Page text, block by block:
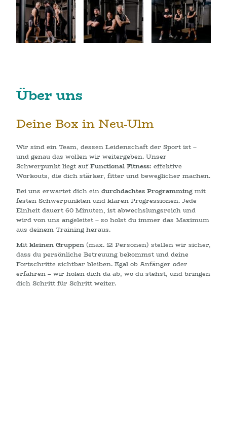
Über uns
Deine Box in Neu-Ulm
Wir sind ein Team, dessen Leidenschaft der Sport ist –
und genau das wollen wir weitergeben. Unser
Schwerpunkt liegt aufFunctional Fitness: effektive
Workouts, die dich stärker, fitter und beweglicher machen.
Bei uns erwartet dich ein durchdachtes Programming mit
festen Schwerpunkten und klaren Progressionen. Jede
Einheit dauert 60 Minuten, ist abwechslungsreich und
wird von uns angeleitet – so holst du immer das Maximum
aus deinem Training heraus.
Mit kleinen Gruppen (max. 12 Personen) stellen wir sicher,
dass du persönliche Betreuung bekommst und deine
Fortschritte sichtbar bleiben. Egal ob Anfänger oder
erfahren – wir holen dich da ab, wo du stehst, und bringen
dich Schritt für Schritt weiter.